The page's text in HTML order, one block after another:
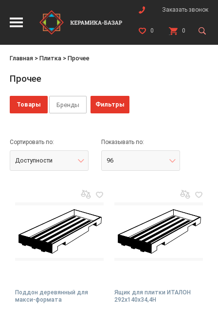
Заказать звонок
0 0
Главная > Плитка > Прочее
Прочее
Товары Бренды Фильтры
Сортировать по:
Доступности
Показывать по:
96
Поддон деревянный для
макси-формата
Ящик для плитки ИТАЛОН
292x140x34,4H